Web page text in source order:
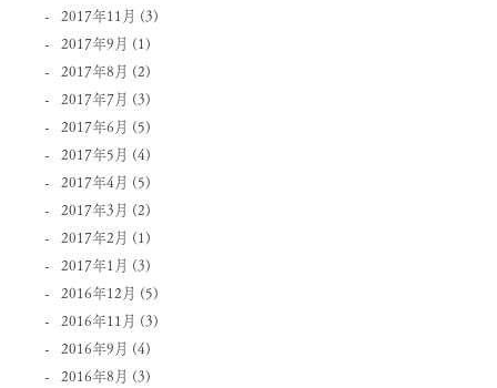
2017年11月 (3)
2017年9月 (1)
2017年8月 (2)
2017年7月 (3)
2017年6月 (5)
2017年5月 (4)
2017年4月 (5)
2017年3月 (2)
2017年2月 (1)
2017年1月 (3)
2016年12月 (5)
2016年11月 (3)
2016年9月 (4)
2016年8月 (3)